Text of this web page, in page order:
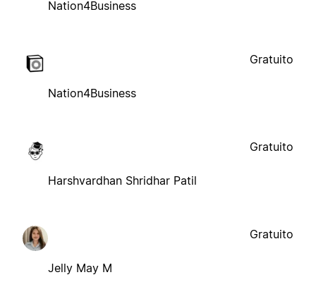
Nation4Business
Nation4Business
Gratuito
Harshvardhan Shridhar Patil
Gratuito
Jelly May M
Gratuito